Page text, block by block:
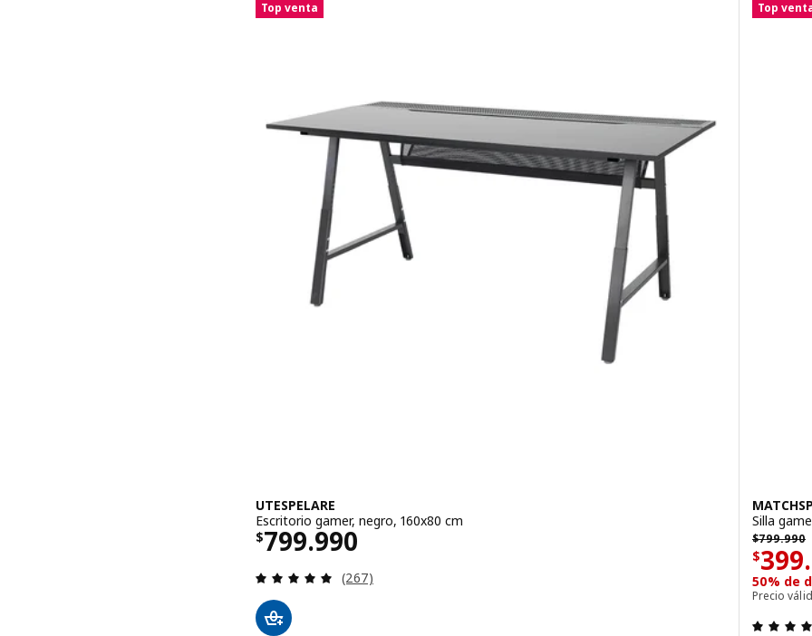
Top venta
UTESPELARE
Escritorio gamer, negro, 160x80 cm
$799.990
El precio $ 799990
Evaluación: 4.9 de 5 estrellas. Evaluaciones:
(267)
Top
Silla
$799.990
$ 799990
$
El
50% de
Precio